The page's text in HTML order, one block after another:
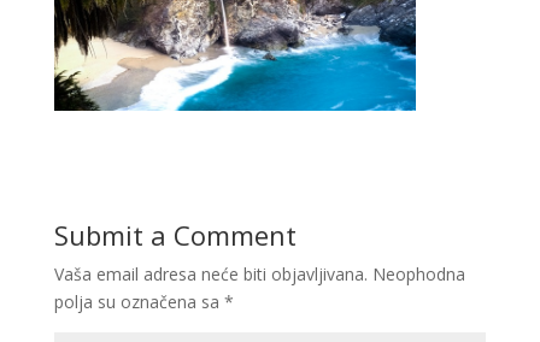
Submit a Comment
Vaša email adresa neće biti objavljivana. Neophodna
polja su označena sa *